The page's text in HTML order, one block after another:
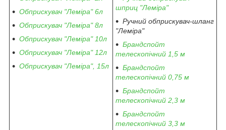
Обприскувач "Леміра" 6л
Обприскувач "Леміра" 8л
Обприскувач "Леміра" 10л
Обприскувач "Леміра" 12л
Обприскувач "Леміра", 15л
шприц "Леміра"
Ручний обприскувач-шланг
"Леміра"
Брандспойт
телескопічний 1,5 м
Брандспойт
телескопічний 0,75 м
Брандспойт
телескопічний 2,3 м
Брандспойт
телескопічний 3,3 м